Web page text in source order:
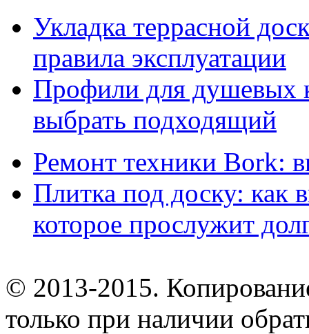
Укладка террасной
правила эксплуатации
Профили для душевых
выбрать подходящий
Ремонт техники Bork:
Плитка под доску: как
которое прослужит
© 2013-2015.
только при наличии